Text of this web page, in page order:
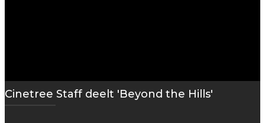
Cinetree Staff deelt 'Beyond the Hills'